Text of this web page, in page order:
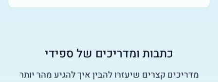
כתבות ומדריכים של ספידי
מדריכים קצרים שיעזרו להבין איך להגיע מהר יותר